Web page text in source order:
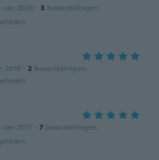
2020 · 3 beoordelingen
2019 · 2 beoordelingen
2017 · 7 beoordelingen